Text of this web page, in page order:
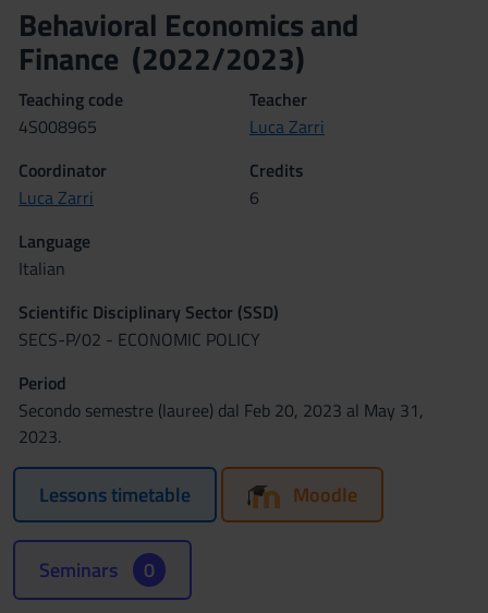
Behavioral Economics and
Finance (2022/2023)
Teaching code
4S008965
Teacher
Luca Zarri
Coordinator
Luca Zarri
Credits
6
Language
Italian
Scientific Disciplinary Sector (SSD)
SECS-P/02 - ECONOMIC POLICY
Period
Secondo semestre (lauree) dal Feb 20, 2023 al May 31,
2023.
Lessons timetable Moodle
Seminars 0